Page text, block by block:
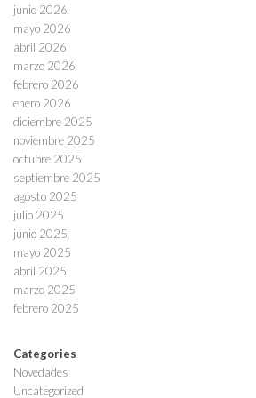
junio 2026
mayo 2026
abril 2026
marzo 2026
febrero 2026
enero 2026
diciembre 2025
noviembre 2025
octubre 2025
septiembre 2025
agosto 2025
julio 2025
junio 2025
mayo 2025
abril 2025
marzo 2025
febrero 2025
Categories
Novedades
Uncategorized